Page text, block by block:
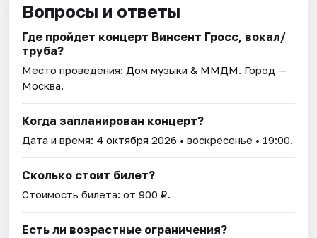
Вопросы и ответы
Где пройдет концерт Винсент Гросс, вокал/
труба?
Место проведения: Дом музыки & ММДМ. Город —
Москва.
Когда запланирован концерт?
Дата и время: 4 октября 2026 • воскресенье • 19:00.
Сколько стоит билет?
Стоимость билета: от 900 ₽.
Есть ли возрастные ограничения?